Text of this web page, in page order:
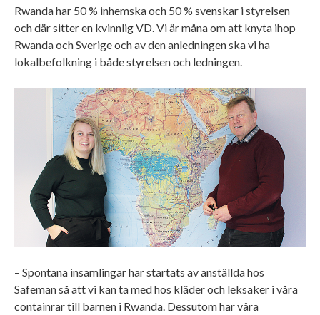
Rwanda har 50 % inhemska och 50 % svenskar i styrelsen
och där sitter en kvinnlig VD. Vi är måna om att knyta ihop
Rwanda och Sverige och av den anledningen ska vi ha
lokalbefolkning i både styrelsen och ledningen.
– Spontana insamlingar har startats av anställda hos
Safeman så att vi kan ta med hos kläder och leksaker i våra
containrar till barnen i Rwanda. Dessutom har våra